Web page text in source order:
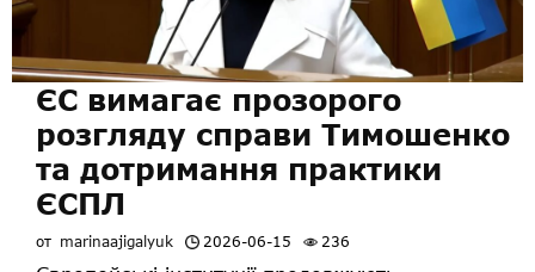
ЄС вимагає прозорого
розгляду справи Тимошенко
та дотримання практики
ЄСПЛ
от marinaajigalyuk 2026-06-15 236